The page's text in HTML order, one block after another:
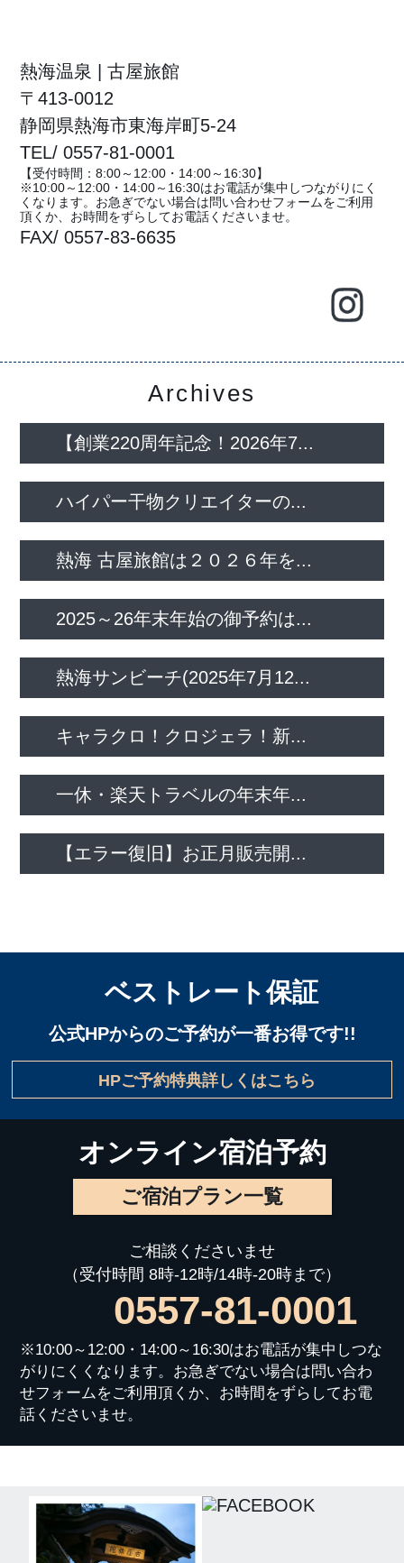
熱海温泉 | 古屋旅館
〒413-0012
静岡県熱海市東海岸町5-24
TEL/ 0557-81-0001
【受付時間：8:00～12:00・14:00～16:30】
※10:00～12:00・14:00～16:30はお電話が集中しつながりにく
くなります。お急ぎでない場合は問い合わせフォームをご利用
頂くか、お時間をずらしてお電話くださいませ。
FAX/ 0557-83-6635
Archives
【創業220周年記念！2026年7...
ハイパー干物クリエイターの...
熱海 古屋旅館は２０２６年を...
2025～26年末年始の御予約は...
熱海サンビーチ(2025年7月12...
キャラクロ！クロジェラ！新...
一休・楽天トラベルの年末年...
【エラー復旧】お正月販売開...
ベストレート保証
公式HPからのご予約が一番お得です!!
HPご予約特典詳しくはこちら
オンライン宿泊予約
ご宿泊プラン一覧
ご相談くださいませ
（受付時間 8時-12時/14時-20時まで）
0557-81-0001
※10:00～12:00・14:00～16:30はお電話が集中しつな
がりにくくなります。お急ぎでない場合は問い合わ
せフォームをご利用頂くか、お時間をずらしてお電
話くださいませ。